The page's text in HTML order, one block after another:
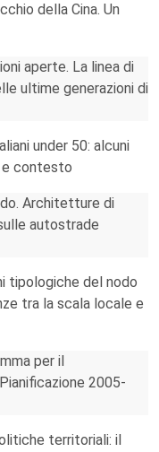
della Cina. Un
aperte. La linea di
ultime generazioni di
under 50: alcuni
contesto
Architetture di
autostrade
tipologiche del nodo
tra la scala locale e
per il
2005-
territoriali: il